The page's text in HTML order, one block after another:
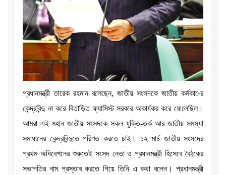
প্রধানমন্ত্রী তারেক রহমান বলেছেন, জাতীয় সংসদকে জাতীয় কর্মকা-ের
কেন্দ্রবিন্দু না করে বিতাড়িত ফ্যাসিস্ট সরকার অকার্যকর করে ফেলেছিল।
আমরা এই মহান জাতীয় সংসদকে সকল যুক্তি-তর্ক আর জাতীয় সমস্যা
সমাধানের কেন্দ্রবিন্দুতে পরিণত করতে চাই। ১২ মার্চ জাতীয় সংসদের
প্রথম অধিবেশনের শুরুতেই সংসদ নেতা ও প্রধানমন্ত্রী হিসেবে বৈঠকের
সভাপতির নাম প্রস্তাব করতে গিয়ে তিনি এ কথা বলেন। প্রধানমন্ত্রী